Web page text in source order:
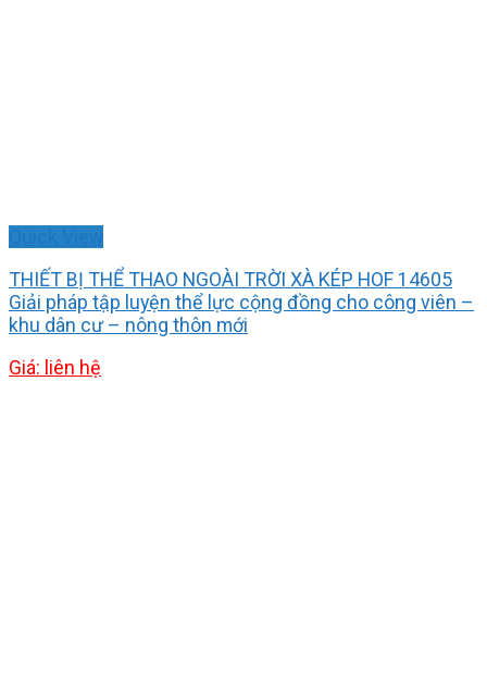
THIẾT BỊ THỂ THAO NGOÀI TRỜI XÀ KÉP HOF 14605
Giải pháp tập luyện thể lực cộng đồng cho công viên –
khu dân cư – nông thôn mới
Giá: liên hệ